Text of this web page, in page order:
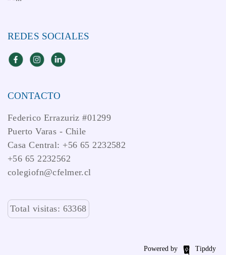
REDES SOCIALES
CONTACTO
Federico Errazuriz #01299
Puerto Varas - Chile
Casa Central: +56 65 2232582
+56 65 2232562
colegiofn@cfelmer.cl
Total visitas: 63368
Powered by Tipddy